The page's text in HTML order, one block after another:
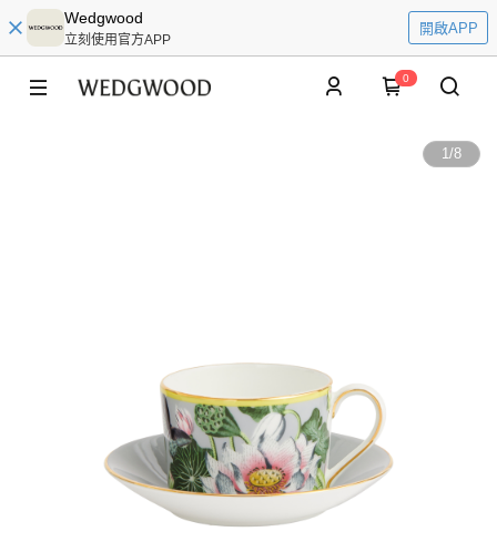
Wedgwood
立刻使用官方APP
開啟APP
0
1/8